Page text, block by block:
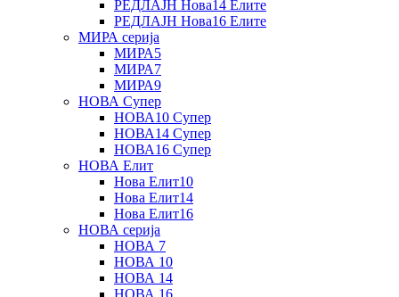
РЕДЛАЈН Нова14 Елите
РЕДЛАЈН Нова16 Елите
МИРА серија
МИРА5
МИРА7
МИРА9
НОВА Супер
НОВА10 Супер
НОВА14 Супер
НОВА16 Супер
НОВА Елит
Нова Елит10
Нова Елит14
Нова Елит16
НОВА серија
НОВА 7
НОВА 10
НОВА 14
НОВА 16